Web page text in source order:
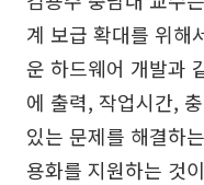
계 보급 확대를 위해
운 하드웨어 개발과
에 출력, 작업시간,
있는 문제를 해결하
용화를 지원하는 것